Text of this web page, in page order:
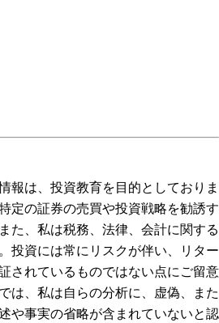
報は、投資教育を目的としておりま
定の証券の売買や投資戦略を勧誘す
た、私は税務、法律、会計に関する
投資には常にリスクが伴い、リター
されているものではない点にご留意
は、私は自らの分析に、虚偽、また
や事実の省略が含まれていないと認